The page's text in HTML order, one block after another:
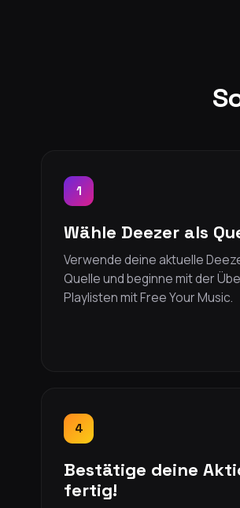
1
Wähle Deezer als
Verwende deine aktuelle
Quelle und beginne mit der
Playlisten mit Free Your Music.
4
Bestätige deine
fertig!